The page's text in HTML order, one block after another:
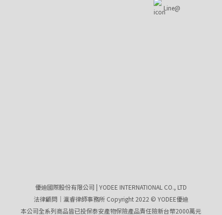
Line@
優迪國際股份有限公司 | YODEE INTERNATIONAL CO., LTD
法律顧問｜瀛睿律師事務所 Copyright 2022 © YODEE優迪
本公司全系列商品皆已投保泰安產物保險產品責任險新台幣2000萬元